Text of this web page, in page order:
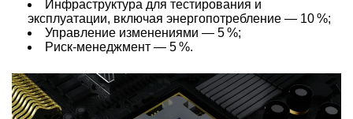
Инфраструктура для тестирования и
эксплуатации, включая энергопотребление — 10 %;
Управление изменениями — 5 %;
Риск-менеджмент — 5 %.